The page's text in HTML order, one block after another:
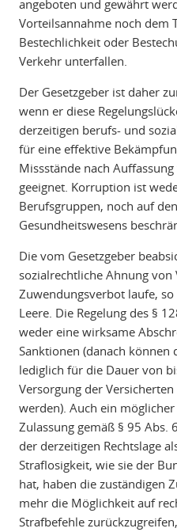
angeboten und gewährt
Vorteilsannahme noch dem
Bestechlichkeit oder
Verkehr unterfallen.
Der Gesetzgeber ist daher
wenn er diese
derzeitigen berufs- und
für eine effektive
Missstände nach
geeignet. Korruption ist
Berufsgruppen, noch auf
Gesundheitswesens
Die vom Gesetzgeber
sozialrechtliche Ahnung von
Zuwendungsverbot laufe,
Leere. Die Regelung des §
weder eine wirksame
Sanktionen (danach können
lediglich für die Dauer von
Versorgung der Versicherten
werden). Auch ein
Zulassung gemäß § 95 Abs.
der derzeitigen Rechtslage
Straflosigkeit, wie sie der
hat, haben die zuständigen
mehr die Möglichkeit auf
Strafbefehle